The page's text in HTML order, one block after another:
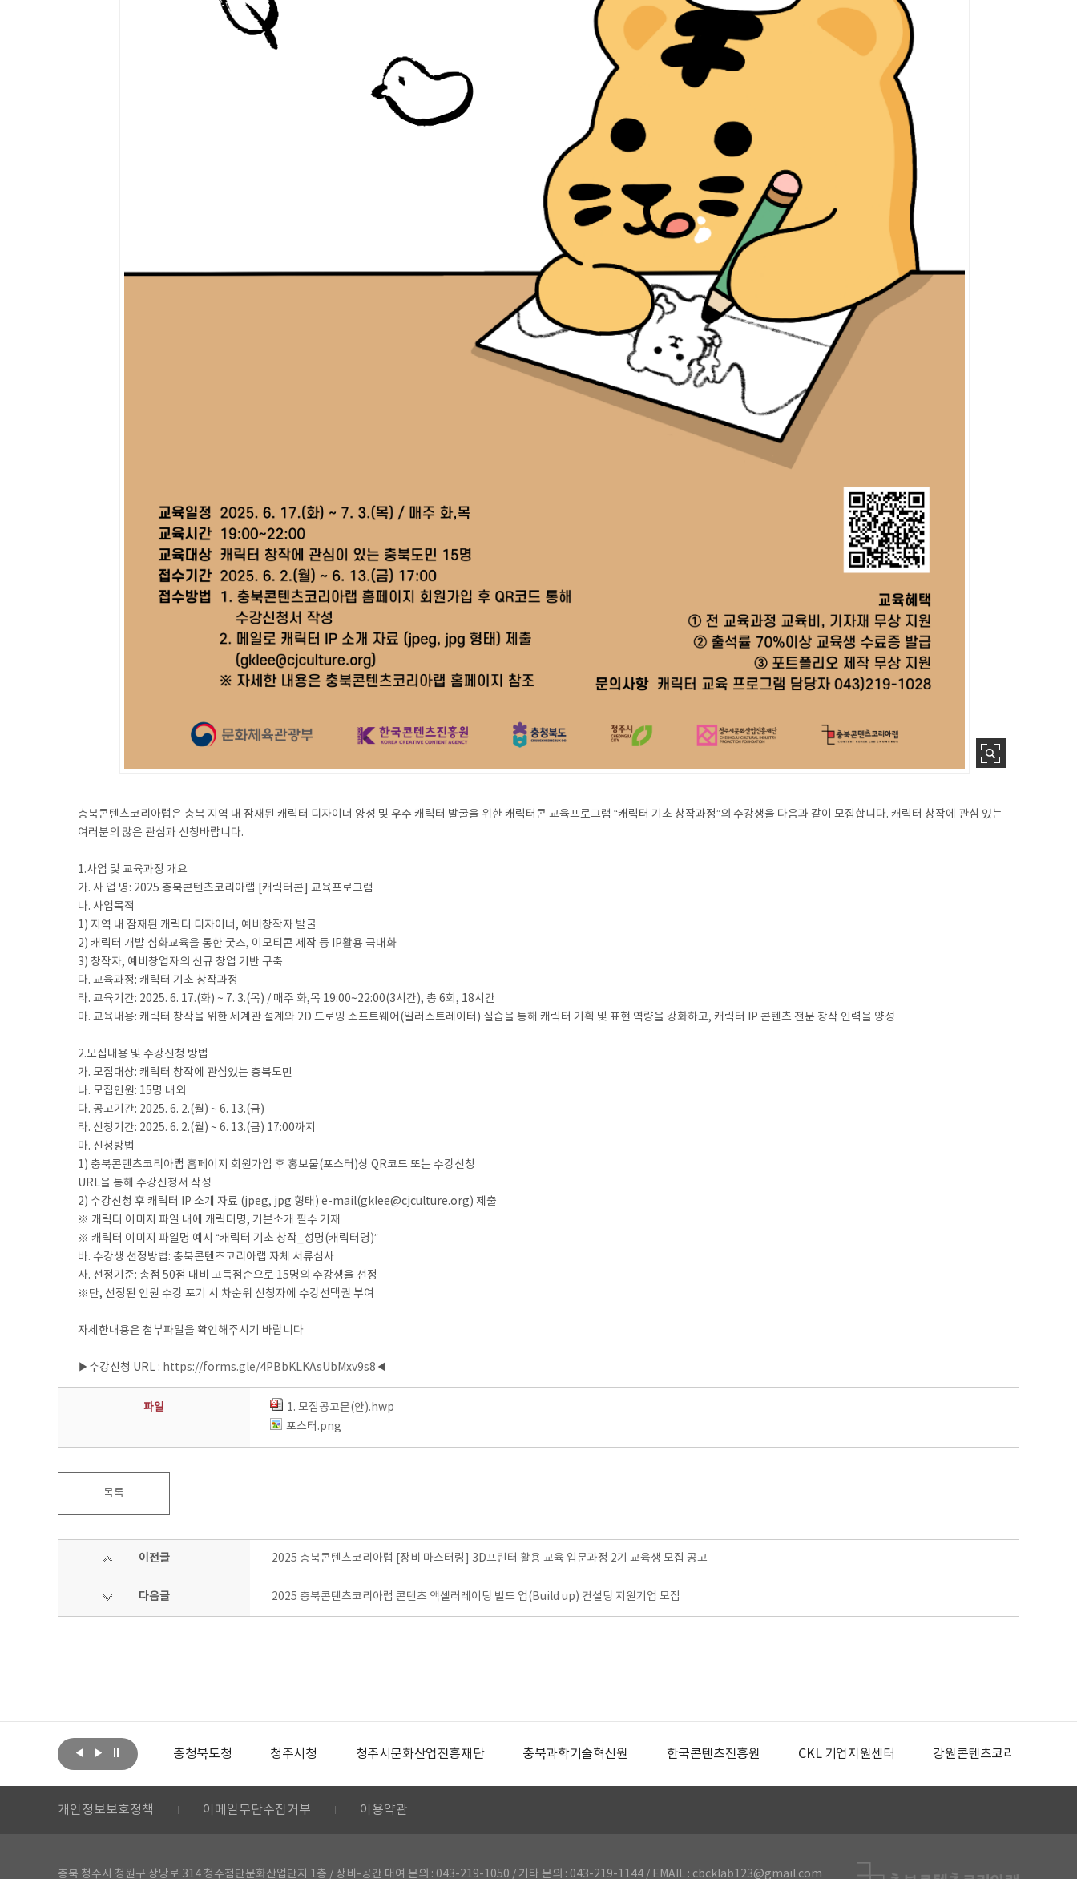
충북콘텐츠코리아랩은 충북 지역 내 잠재된 캐릭터 디자이너 양성 및 우수 캐릭터 발굴을 위한 캐릭터콘 교육프로그램 “캐릭터 기초 창작과정”의 수강생을 다음과 같이 모집합니다. 캐릭터 창작에 관심 있는
여러분의 많은 관심과 신청바랍니다.
1.사업 및 교육과정 개요
가. 사 업 명: 2025 충북콘텐츠코리아랩 [캐릭터콘] 교육프로그램
나. 사업목적
1) 지역 내 잠재된 캐릭터 디자이너, 예비창작자 발굴
2) 캐릭터 개발 심화교육을 통한 굿즈, 이모티콘 제작 등 IP활용 극대화
3) 창작자, 예비창업자의 신규 창업 기반 구축
다. 교육과정: 캐릭터 기초 창작과정
라. 교육기간: 2025. 6. 17.(화) ~ 7. 3.(목) / 매주 화,목 19:00~22:00(3시간), 총 6회, 18시간
마. 교육내용: 캐릭터 창작을 위한 세계관 설계와 2D 드로잉 소프트웨어(일러스트레이터) 실습을 통해 캐릭터 기획 및 표현 역량을 강화하고, 캐릭터 IP 콘텐츠 전문 창작 인력을 양성
2.모집내용 및 수강신청 방법
가. 모집대상: 캐릭터 창작에 관심있는 충북도민
나. 모집인원: 15명 내외
다. 공고기간: 2025. 6. 2.(월) ~ 6. 13.(금)
라. 신청기간: 2025. 6. 2.(월) ~ 6. 13.(금) 17:00까지
마. 신청방법
1) 충북콘텐츠코리아랩 홈페이지 회원가입 후 홍보물(포스터)상 QR코드 또는 수강신청
URL을 통해 수강신청서 작성
2) 수강신청 후 캐릭터 IP 소개 자료 (jpeg, jpg 형태) e-mail(gklee@cjculture.org) 제출
※ 캐릭터 이미지 파일 내에 캐릭터명, 기본소개 필수 기재
※ 캐릭터 이미지 파일명 예시 “캐릭터 기초 창작_성명(캐릭터명)”
바. 수강생 선정방법: 충북콘텐츠코리아랩 자체 서류심사
사. 선정기준: 총점 50점 대비 고득점순으로 15명의 수강생을 선정
※단, 선정된 인원 수강 포기 시 차순위 신청자에 수강선택권 부여
자세한내용은 첨부파일을 확인해주시기 바랍니다
▶수강신청 URL : https://forms.gle/4PBbKLKAsUbMxv9s8 ◀
파일
1. 모집공고문(안).hwp
포스터.png
목록
이전글 2025 충북콘텐츠코리아랩 [장비 마스터링] 3D프린터 활용 교육 입문과정 2기 교육생 모집 공고
다음글 2025 충북콘텐츠코리아랩 콘텐츠 액셀러레이팅 빌드 업(Build up) 컨설팅 지원기업 모집
문화체육관광부 충청북도청 청주시청 청주시문화산업진흥재단 충북과학기술혁신원 한국콘텐츠진흥원 CKL 기업지원센터 강원콘텐츠코리아랩
개인정보보호정책 이메일무단수집거부 이용약관
충북 청주시 청원구 상당로 314 청주첨단문화산업단지 1층 / 장비-공간 대여 문의 : 043-219-1050 / 기타 문의 : 043-219-1144 / EMAIL : cbcklab123@gmail.com